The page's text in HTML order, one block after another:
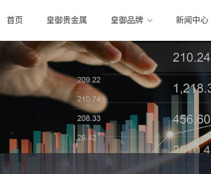
首页 皇御贵金属 皇御品牌 新闻中心